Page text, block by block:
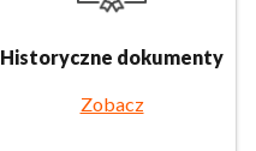
Historyczne dokumenty
Zobacz